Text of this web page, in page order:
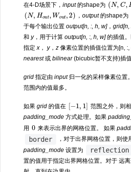
在4-D场景下， input的shape为
(N, Hou Wo 2) ，output的shape为
于每个输出位置 output[n, :, h, w]， grid[n,
和 y，用于计算 output[n, :, h, w]的插值。
指定x ， y， z 像素位置的插值位置为[n, :,
nearest或 bilinear(bicubic暂不支持)插
grid 指定由 input归一化的采样像素位置
范围内的值最多。
如果 grid 的值在 [ 1 1]
范围之外，则
padding_mode 方式处理。如果
用 0 来表示出界的网格位置。 如果
border
，对于出界网格位置，则
padding_mode 设置为 reflection
置的值用于指定出界网格位置。对于 远